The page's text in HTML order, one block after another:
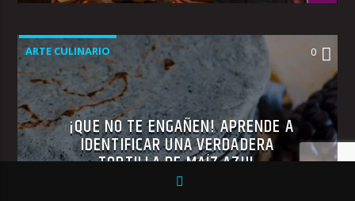
ARTE CULINARIO 0
¡QUE NO TE ENGAÑEN! APRENDE A
IDENTIFICAR UNA VERDADERA
TORTILLA DE MAÍZ AZUL